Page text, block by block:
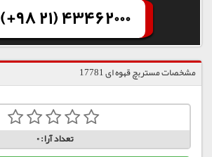
(+98 21) 43462000
مشخصات مستربچ قهوه ای 17781
تعداد آرا:0